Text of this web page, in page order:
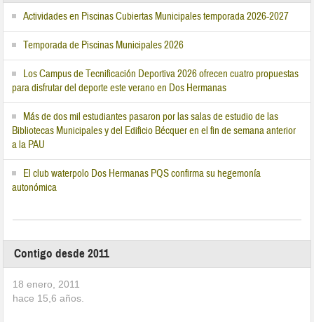
Actividades en Piscinas Cubiertas Municipales temporada 2026-2027
Temporada de Piscinas Municipales 2026
Los Campus de Tecnificación Deportiva 2026 ofrecen cuatro propuestas
para disfrutar del deporte este verano en Dos Hermanas
Más de dos mil estudiantes pasaron por las salas de estudio de las
Bibliotecas Municipales y del Edificio Bécquer en el fin de semana anterior
a la PAU
El club waterpolo Dos Hermanas PQS confirma su hegemonía
autonómica
Contigo desde 2011
18 enero, 2011
hace 15,6 años.